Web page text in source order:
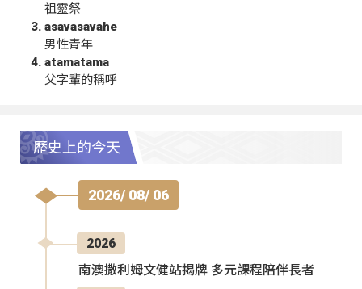
祖靈祭
asavasavahe
男性青年
atamatama
父字輩的稱呼
歷史上的今天
2026/ 08/ 06
2026
南澳撒利姆文健站揭牌 多元課程陪伴長者